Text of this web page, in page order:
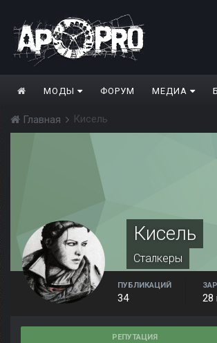
МОДЫ ФОРУМ МЕДИА
Главная Кисель
Кисель
Сталкеры
ПУБЛИКАЦИЙ
34 28
РЕПУТАЦИЯ